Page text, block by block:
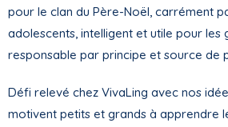
pour le clan du Père-Noël, carrément
adolescents, intelligent et utile pour les
responsable par principe et source de
Défi relevé chez VivaLing avec nos
motivent petits et grands à apprendre